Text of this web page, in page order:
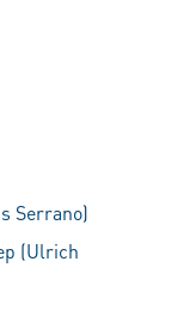
Serrano)
(Ulrich